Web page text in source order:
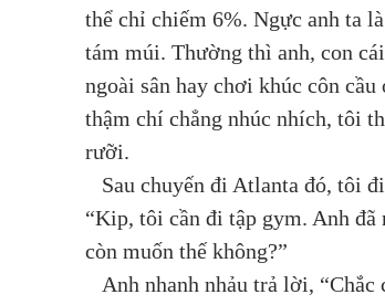
thể chỉ chiếm 6%. Ngực anh ta
tám múi. Thường thì anh, con
ngoài sân hay chơi khúc côn
thậm chí chẳng nhúc nhích, tôi
rưỡi.
Sau chuyến đi Atlanta đó, tôi
“Kip, tôi cần đi tập gym. Anh đã
còn muốn thế không?”
Anh nhanh nhảu trả lời, “Chắc